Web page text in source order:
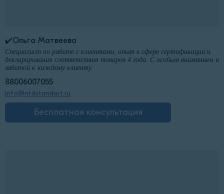
✔️Ольга Матвеева
Специалист по работе с клиентами, опыт в сфере сертификации и
декларирования соответствия товаров 4 года. С особым вниманием и
заботой к каждому клиенту.
88006007055
info@ntdstandart.ru
Бесплатная консультация